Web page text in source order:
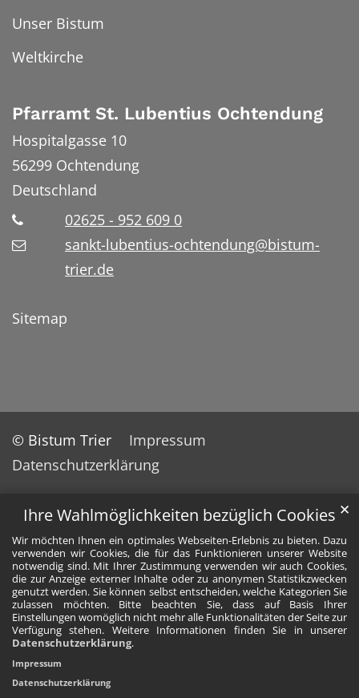
Ihre Wahlmöglichkeiten bezüglich Cookies
Wir möchten Ihnen ein optimales Webseiten-Erlebnis zu bieten. Dazu
verwenden wir Cookies, die für das Funktionieren unserer Website
notwendig sind. Mit Ihrer Zustimmung verwenden wir auch Cookies,
die zur Anzeige externer Inhalte oder zu anonymen Statistikzwecken
genutzt werden. Sie können selbst entscheiden, welche Kategorien Sie
zulassen möchten. Bitte beachten Sie, dass auf Basis Ihrer
Einstellungen womöglich nicht mehr alle Funktionalitäten der Seite zur
Verfügung stehen. Weitere Informationen finden Sie in unserer
Datenschutzerklärung.
✕
Impressum
Datenschutzerklärung
Unser Bistum
Weltkirche
Pfarramt St. Lubentius Ochtendung
Hospitalgasse 10
56299 Ochtendung
Deutschland
02625 - 952 609 0
sankt-lubentius-ochtendung@bistum-
trier.de
Sitemap
© Bistum Trier
Impressum
Datenschutzerklärung